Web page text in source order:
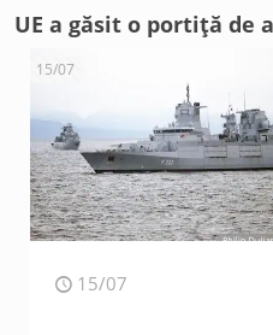
UE a găsit o portiță de
15/07
15/07